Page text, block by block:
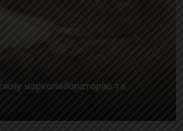
нарколабораторію та